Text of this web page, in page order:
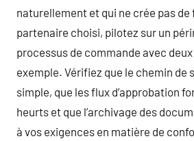
naturellement et qui ne crée pas
partenaire choisi, pilotez sur un
processus de commande avec
exemple. Vérifiez que le chemin de
simple, que les flux d’approbation
heurts et que l’archivage des
à vos exigences en matière de